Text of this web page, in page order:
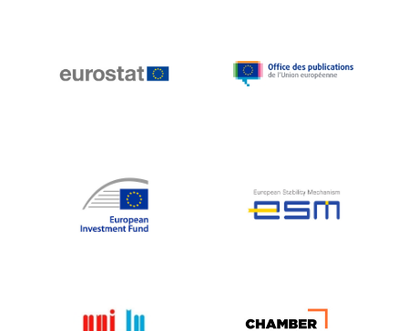
Katharien L.C. Hunt
Klaus-Heiner Lehne
Koen LENAERTS
Lars Heikensten
Lucas Papademos